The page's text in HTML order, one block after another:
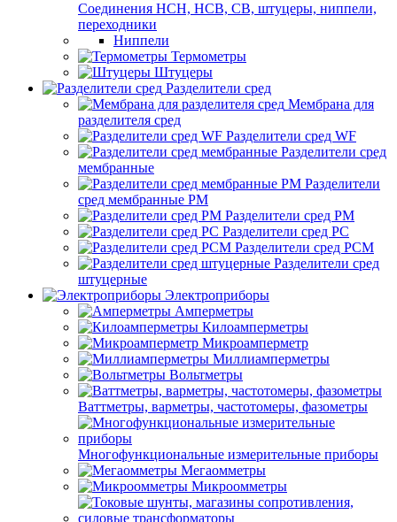
Соединения НСН, НСВ, СВ, штуцеры, ниппели,
переходники
Ниппели
Термометры
Штуцеры
Разделители сред
Мембрана для
разделителя сред
Разделители сред WF
Разделители сред
мембранные
Разделители
сред мембранные РМ
Разделители сред РМ
Разделители сред РС
Разделители сред РСМ
Разделители сред
штуцерные
Электроприборы
Амперметры
Килоамперметры
Микроамперметр
Миллиамперметры
Вольтметры
Ваттметры, варметры, частотомеры, фазометры
Многофункциональные измерительные приборы
Мегаомметры
Микроомметры